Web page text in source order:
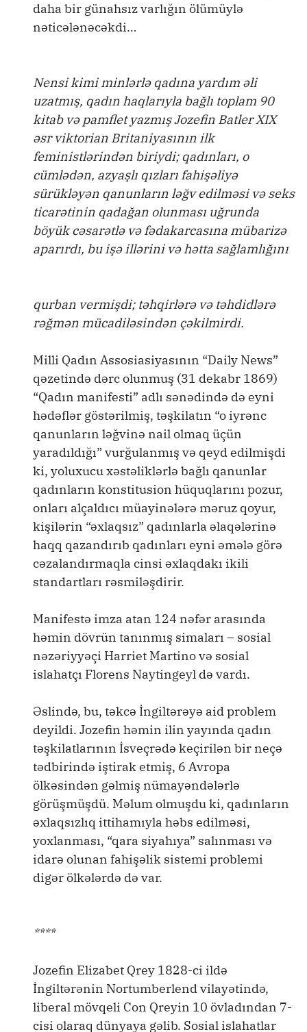
daha bir günahsız varlığın ölümüylə
nəticələnəcəkdi…
Nensi kimi minlərlə qadına yardım əli
uzatmış, qadın haqlarıyla bağlı toplam 90
kitab və pamflet yazmış Jozefin Batler XIX
əsr viktorian Britaniyasının ilk
feministlərindən biriydi; qadınları, o
cümlədən, azyaşlı qızları fahişəliyə
sürükləyən qanunların ləğv edilməsi və seks
ticarətinin qadağan olunması uğrunda
böyük cəsarətlə və fədakarcasına mübarizə
aparırdı, bu işə illərini və hətta sağlamlığını
qurban vermişdi; təhqirlərə və təhdidlərə
rəğmən mücadiləsindən çəkilmirdi.
Milli Qadın Assosiasiyasının “Daily News”
qəzetində dərc olunmuş (31 dekabr 1869)
“Qadın manifesti” adlı sənədində də eyni
hədəflər göstərilmiş, təşkilatın “o iyrənc
qanunların ləğvinə nail olmaq üçün
yaradıldığı” vurğulanmış və qeyd edilmişdi
ki, yoluxucu xəstəliklərlə bağlı qanunlar
qadınların konstitusion hüquqlarını pozur,
onları alçaldıcı müayinələrə məruz qoyur,
kişilərin “əxlaqsız” qadınlarla əlaqələrinə
haqq qazandırıb qadınları eyni əmələ görə
cəzalandırmaqla cinsi əxlaqdakı ikili
standartları rəsmiləşdirir.
Manifestə imza atan 124 nəfər arasında
həmin dövrün tanınmış simaları – sosial
nəzəriyyəçi Harriet Martino və sosial
islahatçı Florens Naytingeyl də vardı.
Əslində, bu, təkcə İngiltərəyə aid problem
deyildi. Jozefin həmin ilin yayında qadın
təşkilatlarının İsveçrədə keçirilən bir neçə
tədbirində iştirak etmiş, 6 Avropa
ölkəsindən gəlmiş nümayəndələrlə
görüşmüşdü. Məlum olmuşdu ki, qadınların
əxlaqsızlıq ittihamıyla həbs edilməsi,
yoxlanması, “qara siyahıya” salınması və
idarə olunan fahişəlik sistemi problemi
digər ölkələrdə də var.
****
Jozefin Elizabet Qrey 1828-ci ildə
İngiltərənin Nortumberlend vilayətində,
liberal mövqeli Con Qreyin 10 övladından 7-
cisi olaraq dünyaya gəlib. Sosial islahatlar